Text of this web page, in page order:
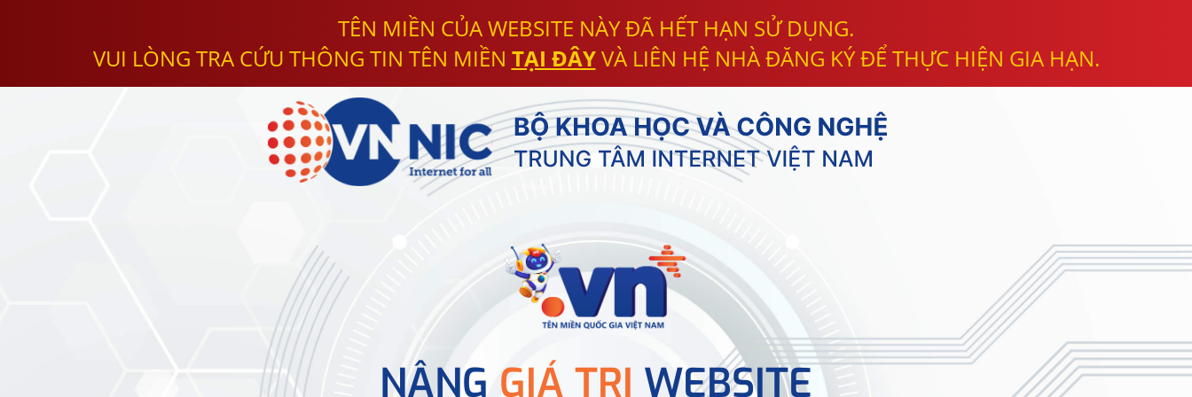
TÊN MIỀN CỦA WEBSITE NÀY ĐÃ HẾT HẠN SỬ DỤNG.
VUI LÒNG TRA CỨU THÔNG TIN TÊN MIỀN TẠI ĐÂYVÀ LIÊN HỆ NHÀ ĐĂNG KÝ ĐỂ THỰC HIỆN GIA HẠN.
NÂNG GIÁ TRỊ WEBSITE